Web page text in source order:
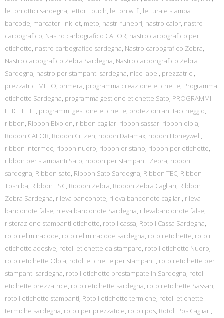
lettori ottici sardegna, lettori touch, lettori wi fi, lettura e stampa
barcode, marcatori ink jet, meto, nastri funebri, nastro calor, nastro
carbografico, Nastro carbografico CALOR, nastro carbografico per
etichette, nastro carbografico sardegna, Nastro carbografico Zebra,
Nastro carbografico Zebra Sardegna, Nastro carbongrafico Zebra
Sardegna, nastro per stampanti sardegna, nice label, prezzatrici,
prezzatrici METO, primera, programma creazione etichette, Programma
etichette Sardegna, programma gestione etichette Sato, PROGRAMMI
ETICHETTE, programmi gestione etichette, protezioni antitaccheggio,
ribbon, Ribbon Bixolon, ribbon cagliari ribbon sassari ribbon olbia,
Ribbon CALOR, Ribbon Citizen, ribbon Datamax, ribbon Honeywell,
ribbon Intermec, ribbon nuoro, ribbon oristano, ribbon per etichette,
ribbon per stampanti Sato, ribbon per stampanti Zebra, ribbon
sardegna, Ribbon sato, Ribbon Sato Sardegna, Ribbon TEC, Ribbon
Toshiba, Ribbon TSC, Ribbon Zebra, Ribbon Zebra Cagliari, Ribbon
Zebra Sardegna, rileva banconote, rileva banconote cagliari, rileva
banconote false, rileva banconote Sardegna, rilevabanconote false,
ristorazione stampanti etichette, rotoli cassa, Rotoli Cassa Sardegna,
rotoli eliminacode, rotoli eliminacode sardegna, rotoli etichette, rotoli
etichette adesive, rotoli etichette da stampare, rotoli etichette Nuoro,
rotoli etichette Olbia, rotoli etichette per stampanti, rotoli etichette per
stampanti sardegna, rotoli etichette prestampate in Sardegna, rotoli
etichette prezzatrice, rotoli etichette sardegna, rotoli etichette Sassari,
rotoli etichette stampanti, Rotoli etichette termiche, rotoli etichette
termiche sardegna, rotoli per prezzatice, rotoli pos, Rotoli Pos Cagliari,